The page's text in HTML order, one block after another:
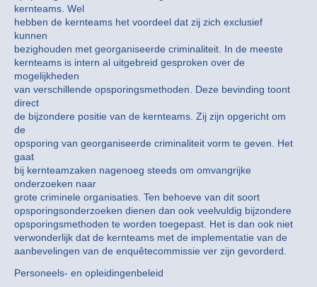
kernteams. Wel
hebben de kernteams het voordeel dat zij zich exclusief
kunnen
bezighouden met georganiseerde criminaliteit. In de meeste
kernteams is intern al uitgebreid gesproken over de
mogelijkheden
van verschillende opsporingsmethoden. Deze bevinding toont
direct
de bijzondere positie van de kernteams. Zij zijn opgericht om
de
opsporing van georganiseerde criminaliteit vorm te geven. Het
gaat
bij kernteamzaken nagenoeg steeds om omvangrijke
onderzoeken naar
grote criminele organisaties. Ten behoeve van dit soort
opsporingsonderzoeken dienen dan ook veelvuldig bijzondere
opsporingsmethoden te worden toegepast. Het is dan ook niet
verwonderlijk dat de kernteams met de implementatie van de
aanbevelingen van de enquêtecommissie ver zijn gevorderd.
Personeels- en opleidingenbeleid